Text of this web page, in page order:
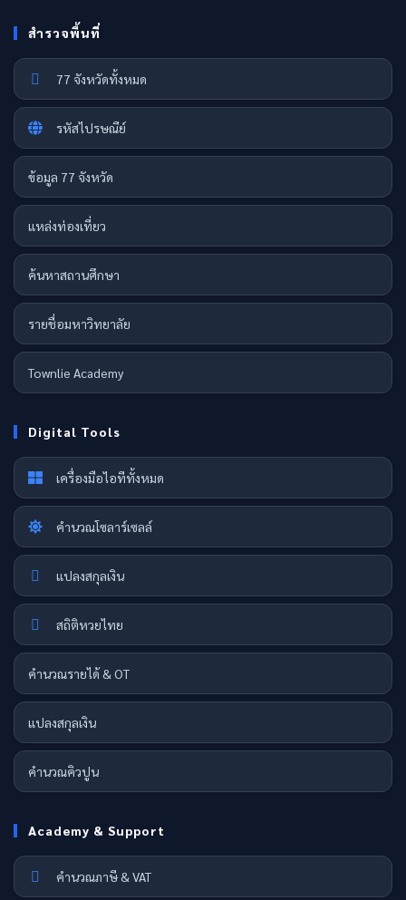
สำรวจพื้นที่
77 จังหวัดทั้งหมด
รหัสไปรษณีย์
ข้อมูล 77 จังหวัด
แหล่งท่องเที่ยว
ค้นหาสถานศึกษา
รายชื่อมหาวิทยาลัย
Townlie Academy
Digital Tools
เครื่องมือไอทีทั้งหมด
คำนวณโซลาร์เซลล์
แปลงสกุลเงิน
สถิติหวยไทย
คำนวณรายได้ & OT
แปลงสกุลเงิน
คำนวณคิวปูน
Academy & Support
คำนวณภาษี & VAT